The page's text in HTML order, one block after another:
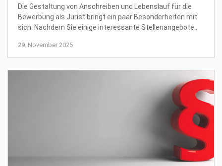
Die Gestaltung von Anschreiben und Lebenslauf für die
Bewerbung als Jurist bringt ein paar Besonderheiten mit
sich: Nachdem Sie einige interessante Stellenangebote
29. November 2025